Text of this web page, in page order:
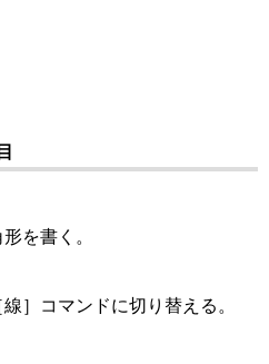
を書く。
］コマンドに切り替える。